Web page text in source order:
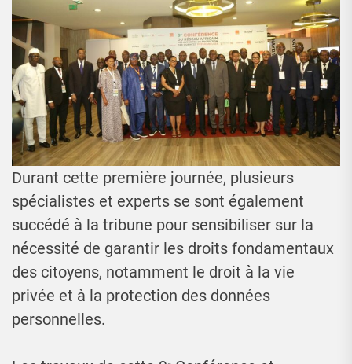
Durant cette première journée, plusieurs
spécialistes et experts se sont également
succédé à la tribune pour sensibiliser sur la
nécessité de garantir les droits fondamentaux
des citoyens, notamment le droit à la vie
privée et à la protection des données
personnelles.